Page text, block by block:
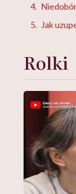
Jak
Rolki